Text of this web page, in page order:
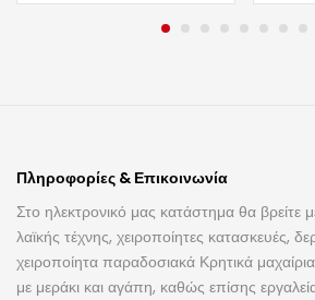
Πληροφορίες & Επικοινωνία
Στο ηλεκτρονικό μας κατάστημα θα βρείτε
λαϊκής τέχνης, χειροποίητες κατασκευές,
χειροποίητα παραδοσιακά Κρητικά
με μεράκι και αγάπη, καθώς επίσης